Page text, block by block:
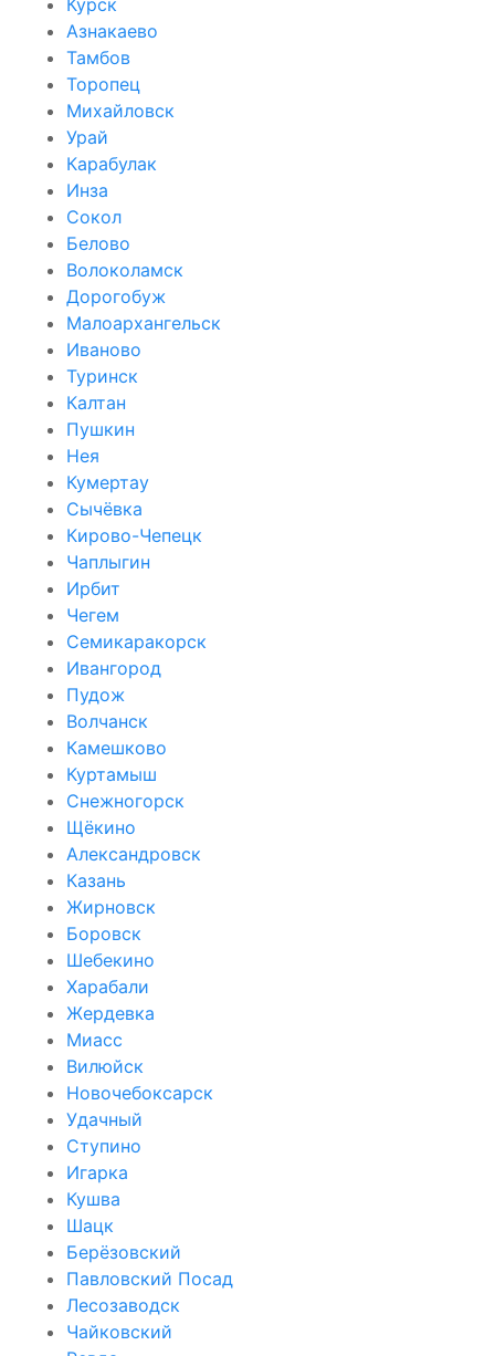
Азнакаево
Тамбов
Торопец
Михайловск
Урай
Карабулак
Инза
Сокол
Белово
Волоколамск
Дорогобуж
Малоархангельск
Иваново
Туринск
Калтан
Пушкин
Нея
Кумертау
Сычёвка
Кирово-Чепецк
Чаплыгин
Ирбит
Чегем
Семикаракорск
Ивангород
Пудож
Волчанск
Камешково
Куртамыш
Снежногорск
Щёкино
Александровск
Казань
Жирновск
Боровск
Шебекино
Харабали
Жердевка
Миасс
Вилюйск
Новочебоксарск
Удачный
Ступино
Игарка
Кушва
Шацк
Берёзовский
Павловский Посад
Лесозаводск
Чайковский